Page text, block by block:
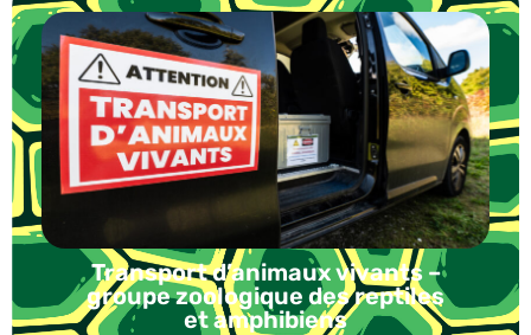
Transport d’animaux vivants –
groupe zoologique des reptiles
et amphibiens